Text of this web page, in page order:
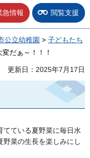
急情報 閲覧支援
公立幼稚園 > 子どもたち
変だぁ～！！！
更新日：2025年7月17日
てている夏野菜に毎日水
菜の生長を楽しみにし